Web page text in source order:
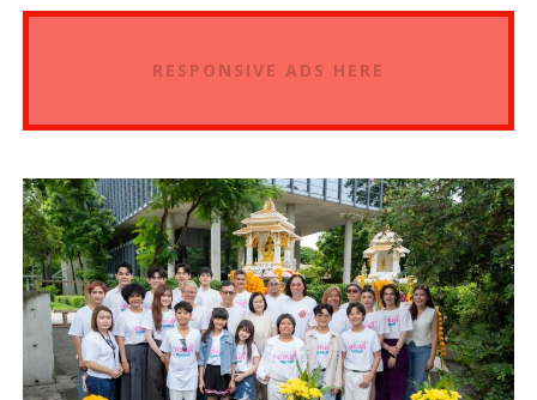
RESPONSIVE ADS HERE